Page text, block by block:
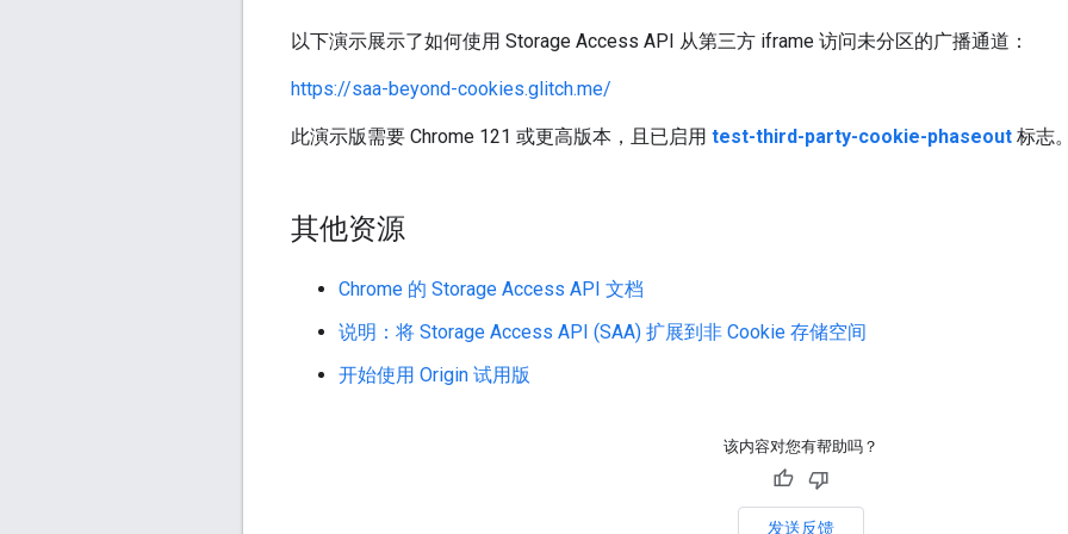
以下演示展示了如何使用 Storage Access API 从第三方 iframe 访问未分区的广播通道：
https://saa-beyond-cookies.glitch.me/
此演示版需要 Chrome 121 或更高版本，且已启用 test-third-party-cookie-phaseout 标志
其他资源
Chrome 的 Storage Access API 文档
说明：将 Storage Access API (SAA) 扩展到非 Cookie 存储空间
开始使用 Origin 试用版
该内容对您有帮助吗？
发送反馈